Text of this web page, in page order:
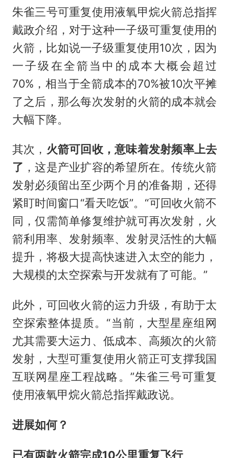
朱雀三号可重复使用液氧甲烷火箭总指挥
戴政介绍，对于这种一子级可重复使用的
火箭，比如说一子级重复使用10次，因为
一子级在全箭当中的成本大概会超过
70%，相当于全箭成本的70%被10次平摊
了之后，那么每次发射的火箭的成本就会
大幅下降。
其次， 火箭可回收，意味着发射频率上去
了 ，这是产业扩容的希望所在。传统火箭
发射必须留出至少两个月的准备期，还得
紧盯时间窗口“看天吃饭”。“可回收火箭不
同，仅需简单修复维护就可再次发射，火
箭利用率、发射频率、发射灵活性的大幅
提升，将极大提高快速进入太空的能力，
大规模的太空探索与开发就有了可能。”
此外，可回收火箭的运力升级，有助于太
空探索整体提质。“当前，大型星座组网
尤其需要大运力、低成本、高频次的火箭
发射，大型可重复使用火箭正可支撑我国
互联网星座工程战略。”朱雀三号可重复
使用液氧甲烷火箭总指挥戴政说。
进展如何？
已有两款火箭完成10公里重复飞行